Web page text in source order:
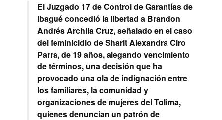
El Juzgado 17 de Control de Garantías de
Ibagué concedió la libertad a Brandon
Andrés Archila Cruz, señalado en el caso
del feminicidio de Sharit Alexandra Ciro
Parra, de 19 años, alegando vencimiento
de términos, una decisión que ha
provocado una ola de indignación entre
los familiares, la comunidad y
organizaciones de mujeres del Tolima,
quienes denuncian un patrón de